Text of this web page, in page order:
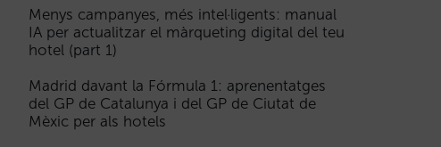
Menys campanyes, més intel·ligents: manual
IA per actualitzar el màrqueting digital del teu
hotel (part 1)
Madrid davant la Fórmula 1: aprenentatges
del GP de Catalunya i del GP de Ciutat de
Mèxic per als hotels